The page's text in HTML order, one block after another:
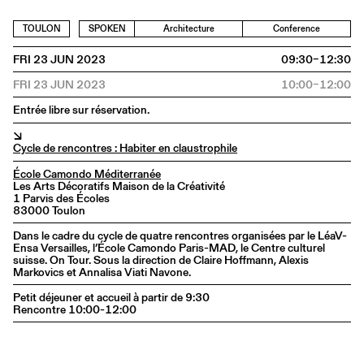
TOULON SPOKEN Architecture Conference
FRI 23 JUN 2023
09:30–12:30
FRI 23 JUN 2023
10:00–12:00
Entrée libre sur réservation.
↘
Cycle de rencontres : Habiter en claustrophile
École Camondo Méditerranée
Les Arts Décoratifs Maison de la Créativité
1 Parvis des Écoles
83000 Toulon
Dans le cadre du cycle de quatre rencontres organisées par le LéaV-
Ensa Versailles, l’École Camondo Paris-MAD, le Centre culturel
suisse. On Tour. Sous la direction de Claire Hoffmann, Alexis
Markovics et Annalisa Viati Navone.
Petit déjeuner et accueil à partir de 9:30
Rencontre 10:00-12:00